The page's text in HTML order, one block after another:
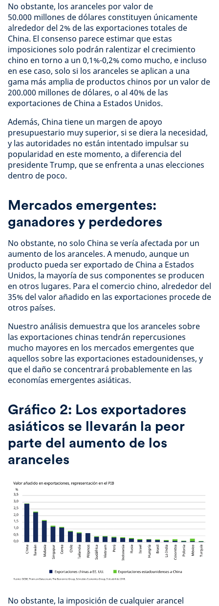
No obstante, los aranceles por valor de
50.000 millones de dólares constituyen únicamente
alrededor del 2% de las exportaciones totales de
China. El consenso parece estimar que estas
imposiciones solo podrán ralentizar el crecimiento
chino en torno a un 0,1%-0,2% como mucho, e incluso
en ese caso, solo si los aranceles se aplican a una
gama más amplia de productos chinos por un valor de
200.000 millones de dólares, o al 40% de las
exportaciones de China a Estados Unidos.
Además, China tiene un margen de apoyo
presupuestario muy superior, si se diera la necesidad,
y las autoridades no están intentado impulsar su
popularidad en este momento, a diferencia del
presidente Trump, que se enfrenta a unas elecciones
dentro de poco.
Mercados emergentes:
ganadores y perdedores
No obstante, no solo China se vería afectada por un
aumento de los aranceles. A menudo, aunque un
producto pueda ser exportado de China a Estados
Unidos, la mayoría de sus componentes se producen
en otros lugares. Para el comercio chino, alrededor del
35% del valor añadido en las exportaciones procede de
otros países.
Nuestro análisis demuestra que los aranceles sobre
las exportaciones chinas tendrán repercusiones
mucho mayores en los mercados emergentes que
aquellos sobre las exportaciones estadounidenses, y
que el daño se concentrará probablemente en las
economías emergentes asiáticas.
Gráfico 2: Los exportadores
asiáticos se llevarán la peor
parte del aumento de los
aranceles
No obstante, la imposición de cualquier arancel